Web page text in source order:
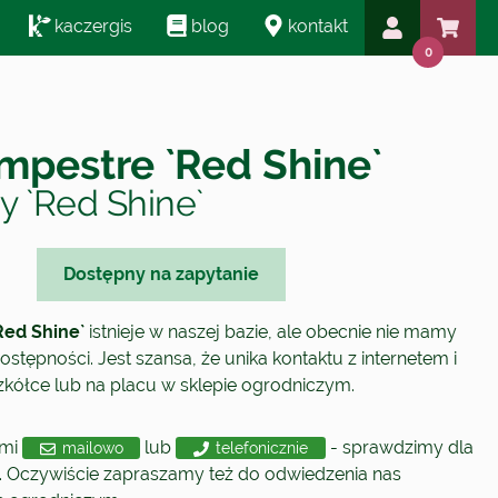
kaczergis blog kontakt
0
`Red Shine`
`Red Shine`
Dostępny na zapytanie
Shine`istnieje w naszej bazie, ale obecnie nie mamy
Jest szansa, że unika kontaktu z internetem i
lub na placu w sklepie ogrodniczym.
mailowo lub telefonicznie
- sprawdzimy dla
Oczywiście zapraszamy też do odwiedzenia nas